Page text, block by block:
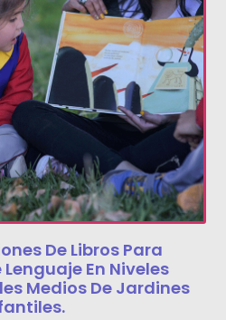
De Libros Para
En Niveles
Medios De Jardines